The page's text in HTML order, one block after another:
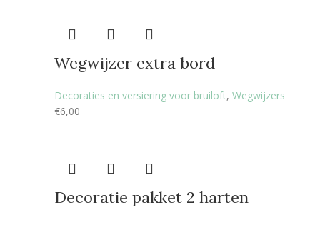
Wegwijzer extra bord
Decoraties en versiering voor bruiloft, Wegwijzers
€6,00
Decoratie pakket 2 harten